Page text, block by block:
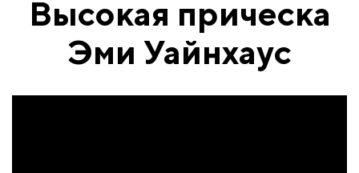
Высокая прическа
Эми Уайнхаус